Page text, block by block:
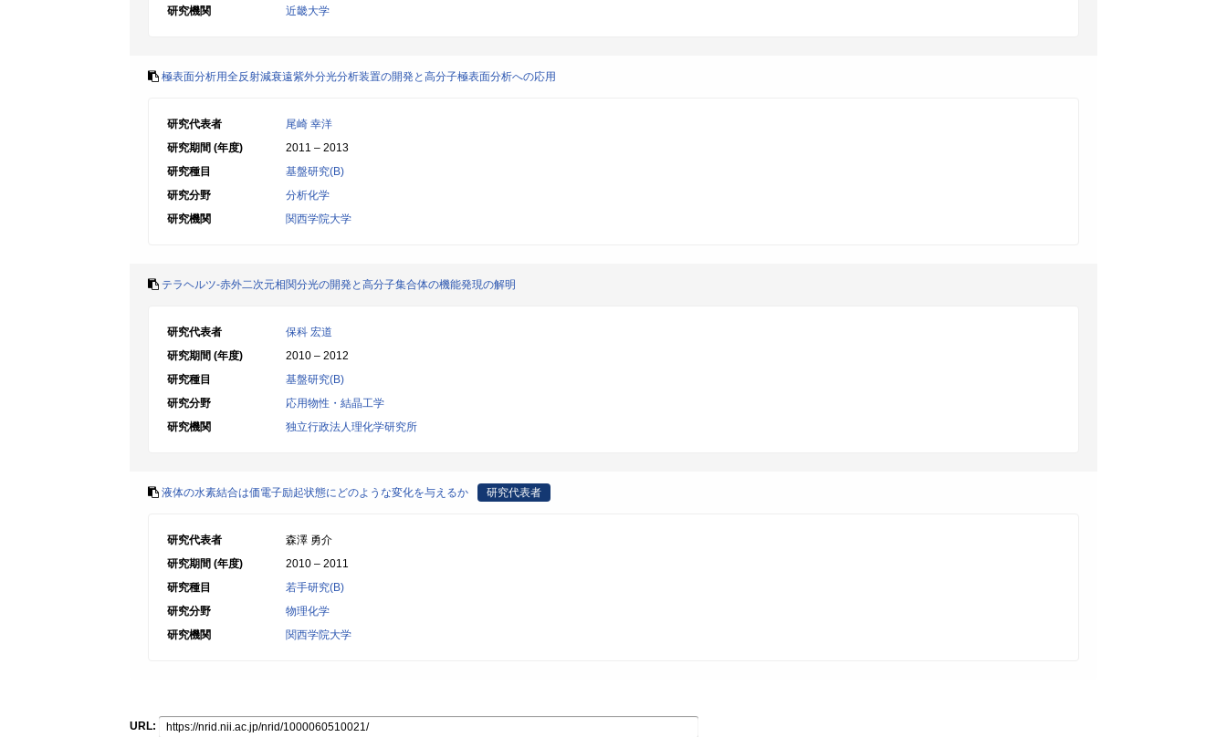
研究機関
近畿大学
極表面分析用全反射減衰遠紫外分光分析装置の開発と高分子極表面分析への応用
研究代表者
尾崎 幸洋
研究期間 (年度)
2011 – 2013
研究種目
基盤研究(B)
研究分野
分析化学
研究機関
関西学院大学
テラヘルツ-赤外二次元相関分光の開発と高分子集合体の機能発現の解明
研究代表者
保科 宏道
研究期間 (年度)
2010 – 2012
研究種目
基盤研究(B)
研究分野
応用物性・結晶工学
研究機関
独立行政法人理化学研究所
液体の水素結合は価電子励起状態にどのような変化を与えるか 研究代表者
研究代表者
森澤 勇介
研究期間 (年度)
2010 – 2011
研究種目
若手研究(B)
研究分野
物理化学
研究機関
関西学院大学
URL: